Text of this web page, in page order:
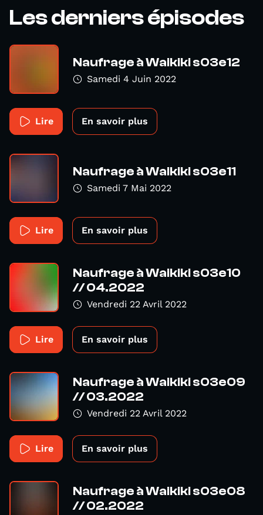
Les derniers épisodes
Naufrage à Waikiki s03e12
Samedi 4 Juin 2022
Lire En savoir plus
Naufrage à Waikiki s03e11
Samedi 7 Mai 2022
Lire En savoir plus
Naufrage à Waikiki s03e10
// 04.2022
Vendredi 22 Avril 2022
Lire En savoir plus
Naufrage à Waikiki s03e09
// 03.2022
Vendredi 22 Avril 2022
Lire En savoir plus
Naufrage à Waikiki s03e08
// 02.2022